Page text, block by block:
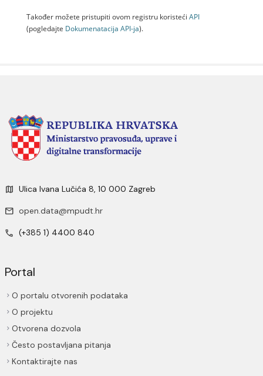
Također možete pristupiti ovom registru koristeći API
(pogledajte Dokumenаtаcijа API-jа).